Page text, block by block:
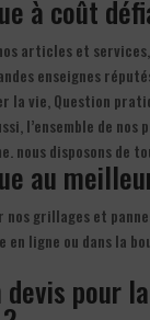
à coût
articles et
enseignes
vie, Question
l’ensemble de
nous disposons de
au
nos grillages et
ligne ou dans la
pour